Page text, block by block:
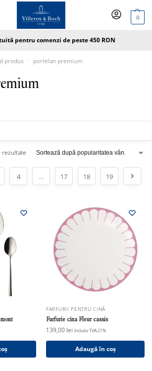
0
pentru comenzi de peste 450 RON
produs / portelan premium
rezultate
4 … 17 18 19
FARFURII PENTRU CINĂ
Farfurie cina Fleur cassis
139,00 lei Inclusiv TVA 21%
Adaugă în coș